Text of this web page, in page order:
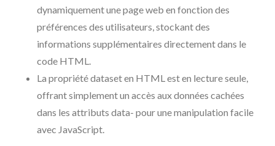
dynamiquement une page web en fonction des
préférences des utilisateurs, stockant des
informations supplémentaires directement dans le
code HTML.
La propriété dataset en HTML est en lecture seule,
offrant simplement un accès aux données cachées
dans les attributs data- pour une manipulation facile
avec JavaScript.